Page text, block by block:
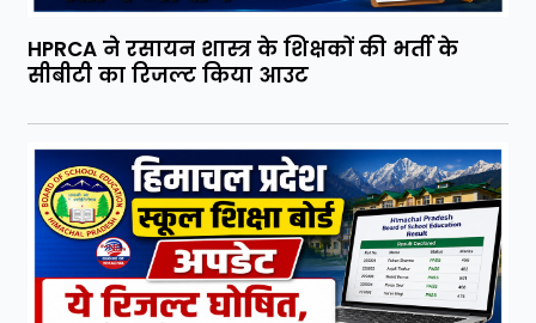
HPRCA ने रसायन शास्त्र के शिक्षकों की भर्ती के
सीबीटी का रिजल्ट किया आउट